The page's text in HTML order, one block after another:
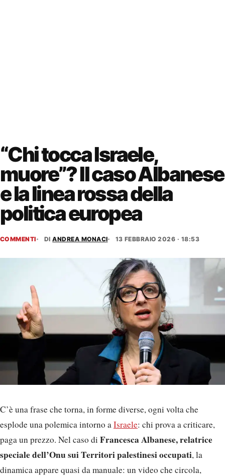
“Chi tocca Israele,
muore”? Il caso Albanese
e la linea rossa della
politica europea
COMMENTI DIANDREA MONACI 13 FEBBRAIO 2026 · 18:53
C’è una frase che torna, in forme diverse, ogni volta che
esplode una polemica intorno aIsraele: chi prova a criticare,
paga un prezzo. Nel caso di Francesca Albanese, relatrice
speciale dell’Onu sui Territori palestinesi occupati, la
dinamica appare quasi da manuale: un video che circola,